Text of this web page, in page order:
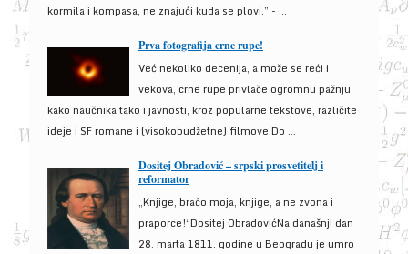
kormila i kompasa, ne znajući kuda se plovi.” - ...
Prva fotografija crne rupe!
Već nekoliko decenija, a može se reći i
vekova, crne rupe privlače ogromnu pažnju
kako naučnika tako i javnosti, kroz popularne tekstove, različite
ideje i SF romane i (visokobudžetne) filmove.Do ...
Dositej Obradović – srpski prosvetitelj i
reformator
„Knjige, braćo moja, knjige, a ne zvona i
praporce!“Dositej ObradovićNa današnji dan
28. marta 1811. godine u Beogradu je umro